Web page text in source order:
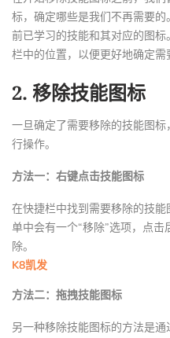
标，确定哪些是我们不再需要
前已学习的技能和其对应的图
栏中的位置，以便更好地确定需
2. 移除技能图标
一旦确定了需要移除的技能图
行操作。
方法一：右键点击技能图标
在快捷栏中找到需要移除的技
单中会有一个“移除”选项，点
除。
K8凯发
方法二：拖拽技能图标
另一种移除技能图标的方法是